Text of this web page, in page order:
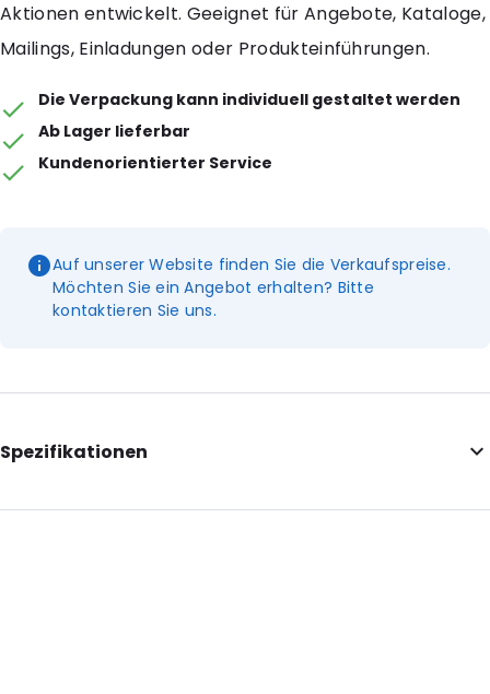
Aktionen entwickelt. Geeignet für Angebote, Kataloge,
Mailings, Einladungen oder Produkteinführungen.
Die Verpackung kann individuell gestaltet werden
Ab Lager lieferbar
Kundenorientierter Service
Auf unserer Website finden Sie die Verkaufspreise.
Möchten Sie ein Angebot erhalten? Bitte
kontaktieren Sie uns.
Spezifikationen
Internal Length: 310